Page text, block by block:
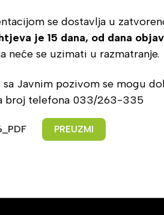
se dostavlja u
je 15 dana, od dana
neće se uzimati u razmatranje.
Javnim pozivom se mogu
broj telefona 033/263-335
PREUZMI